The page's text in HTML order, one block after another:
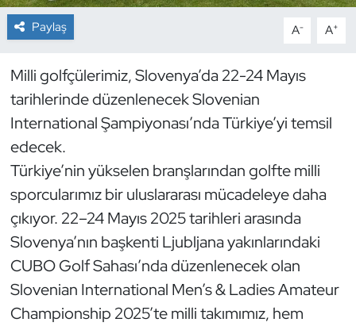
Paylaş A- A+
Milli golfçülerimiz, Slovenya’da 22-24 Mayıs
tarihlerinde düzenlenecek Slovenian
International Şampiyonası’nda Türkiye’yi temsil
edecek.
Türkiye’nin yükselen branşlarından golfte milli
sporcularımız bir uluslararası mücadeleye daha
çıkıyor. 22–24 Mayıs 2025 tarihleri arasında
Slovenya’nın başkenti Ljubljana yakınlarındaki
CUBO Golf Sahası’nda düzenlenecek olan
Slovenian International Men’s & Ladies Amateur
Championship 2025’te milli takımımız, hem
Dağcılık
Dövüş Sanatı
E-Spor
Eskrim
Futbol
Futsal
Genel